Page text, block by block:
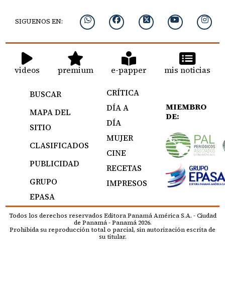
SIGUENOS EN:
videos premium e-papper mis noticias
BUSCAR
MAPA DEL
SITIO
CLASIFICADOS
PUBLICIDAD
GRUPO
EPASA
CRÍTICA
DÍA A
DÍA
MUJER
CINE
RECETAS
IMPRESOS
MIEMBRO
DE:
Todos los derechos reservados Editora Panamá América S.A. - Ciudad
de Panamá - Panamá 2026.
Prohibida su reproducción total o parcial, sin autorización escrita de
su titular.